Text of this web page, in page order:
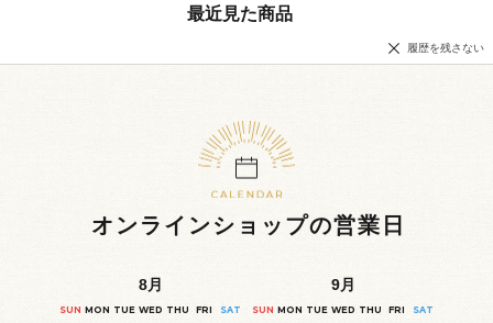
最近見た商品
履歴を残さない
オンラインショップの営業日
8月
SUN MON TUE WED THU FRI SAT
9月
SUN MON TUE WED THU FRI SAT